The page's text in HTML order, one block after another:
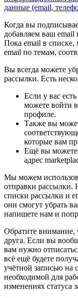
данные (email,
Когда вы
добавляем ваш email
Пока email в списке,
email по темам,
Вы всегда можете
рассылки. Есть
Если у вас
можете войти
профиле.
Также вы
которые вам
Ещё вы можете
адрес
Мы можем
отправки рассылки.
списки рассылки и
они смогут убрать
напишете нам и
Обратите внимание,
друга. Если вы
вам нужно
всё ещё будете
учётной записью на
необходимой для
изменениях статуса